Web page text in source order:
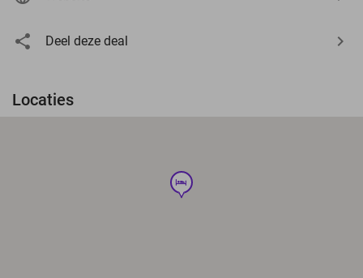
Deel deze deal
Locaties
hotel